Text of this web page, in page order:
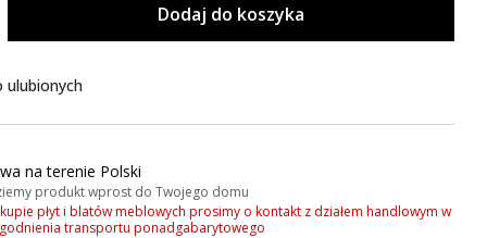
Dodaj do koszyka
ulubionych
na terenie Polski
produkt wprost do Twojego domu
płyt i blatów meblowych prosimy o kontakt z działem handlowym w
transportu ponadgabarytowego